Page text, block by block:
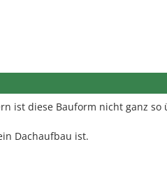
ist diese Bauform nicht ganz so
Dachaufbau ist.